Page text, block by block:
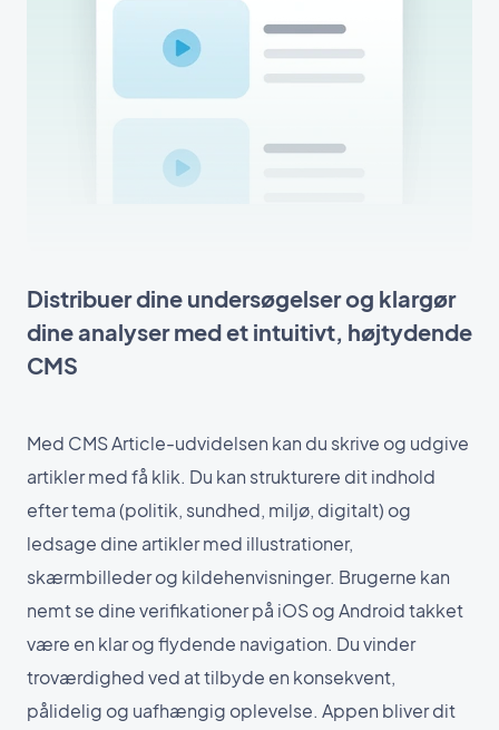
Distribuer dine undersøgelser og klargør
dine analyser med et intuitivt, højtydende
CMS
Med CMS Article-udvidelsen kan du skrive og udgive
artikler med få klik. Du kan strukturere dit indhold
efter tema (politik, sundhed, miljø, digitalt) og
ledsage dine artikler med illustrationer,
skærmbilleder og kildehenvisninger. Brugerne kan
nemt se dine verifikationer på iOS og Android takket
være en klar og flydende navigation. Du vinder
troværdighed ved at tilbyde en konsekvent,
pålidelig og uafhængig oplevelse. Appen bliver dit